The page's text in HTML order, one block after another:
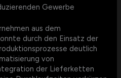
Gewerbe
aus dem
durch den Einsatz der
deutlich
von
der Lieferketten